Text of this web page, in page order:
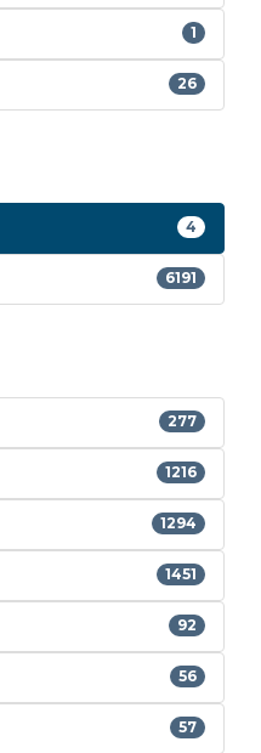
1
26
4
6191
277
1216
1294
1451
92
56
57